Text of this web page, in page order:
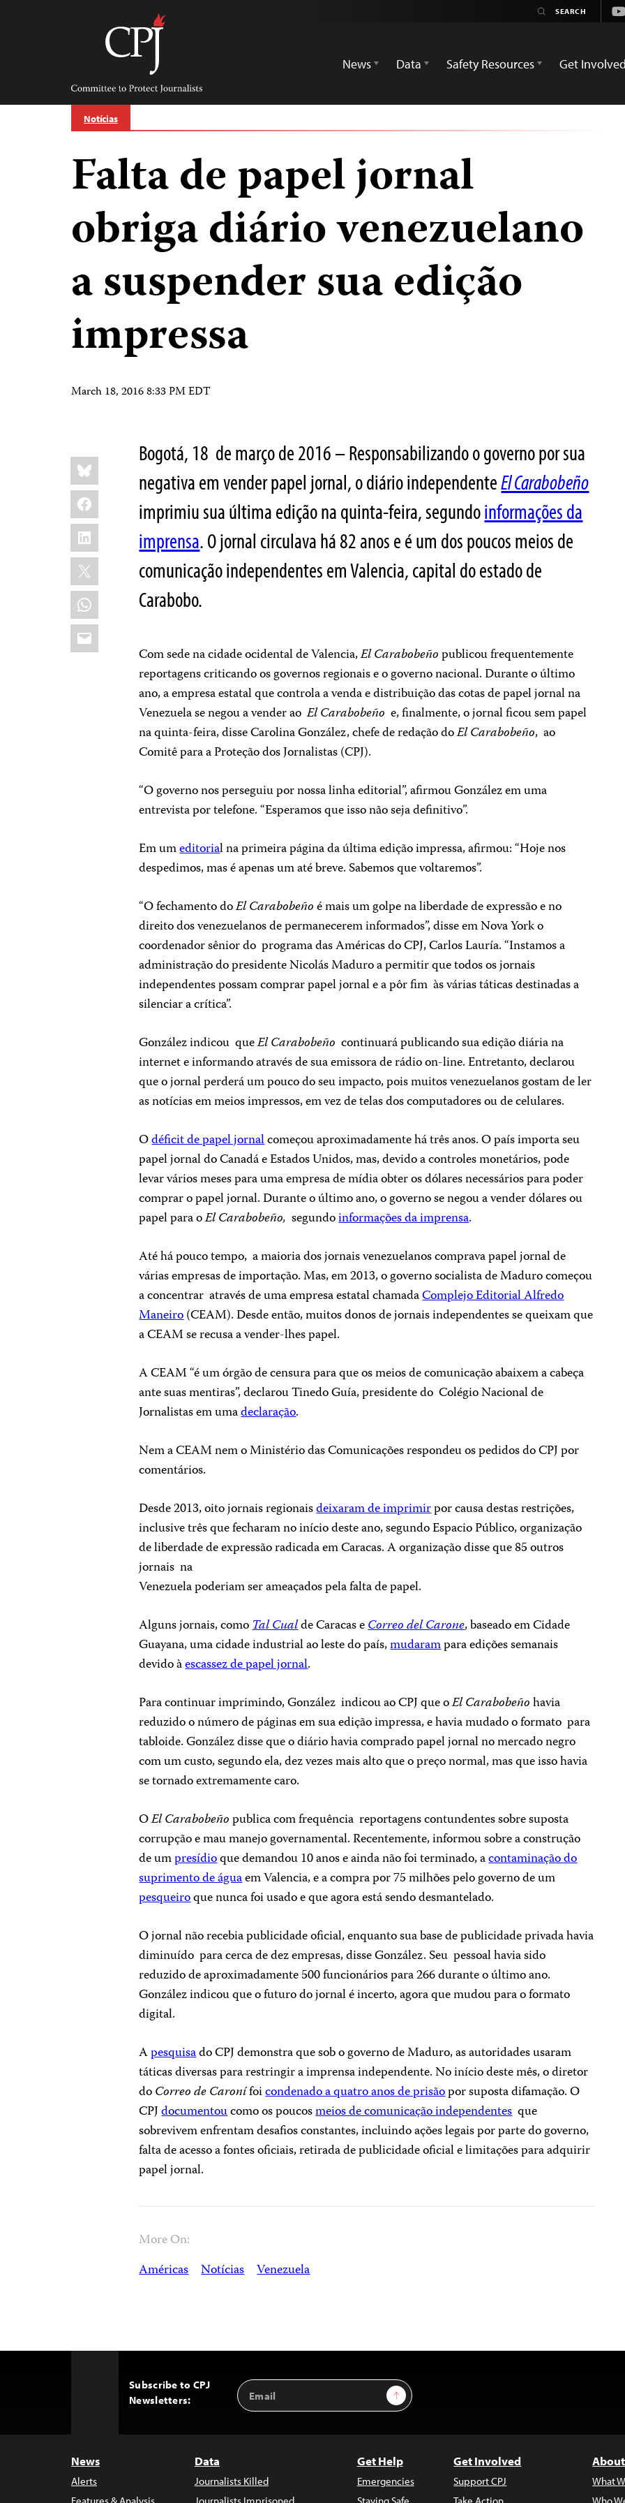
Committee
Protect
Journalists
News
Data Safety Resources Get Involved
Notícias
Falta de papel jornal
obriga diário venezuelano
a suspender sua edição
impressa
March 18, 2016 8:33 PM EDT
Share
this:
Bluesky
Facebook
LinkedIn
X
WhatsApp
Email
Bogotá, 18 de março de 2016 – Responsabilizando o governo por sua
negativa em vender papel jornal, o diário independenteEl Carabobeño
imprimiu sua última edição na quinta-feira, segundoinformações da
imprensa. O jornal circulava há 82 anos e é um dos poucos meios de
comunicação independentes em Valencia, capital do estado de
Carabobo.
Com sede na cidade ocidental de Valencia,El Carabobeñopublicou frequentemente
reportagens criticando os governos regionais e o governo nacional. Durante o último
ano, a empresa estatal que controla a venda e distribuição das cotas de papel jornal na
Venezuela se negou a vender aoEl Carabobeño e, finalmente, o jornal ficou sem papel
na quinta-feira, disse Carolina González, chefe de redação doEl Carabobeño, ao
Comitê para a Proteção dos Jornalistas (CPJ).
“O governo nos perseguiu por nossa linha editorial”, afirmou González em uma
entrevista por telefone. “Esperamos que isso não seja definitivo”.
Em umeditorial na primeira página da última edição impressa, afirmou: “Hoje nos
despedimos, mas é apenas um até breve. Sabemos que voltaremos”.
“O fechamento doEl Carabobeñoé mais um golpe na liberdade de expressão e no
direito dos venezuelanos de permanecerem informados”, disse em Nova York o
coordenador sênior do programa das Américas do CPJ, Carlos Lauría. “Instamos a
administração do presidente Nicolás Maduro a permitir que todos os jornais
independentes possam comprar papel jornal e a pôr fim às várias táticas destinadas a
silenciar a crítica”.
González indicou queEl Carabobeño continuará publicando sua edição diária na
internet e informando através de sua emissora de rádio on-line. Entretanto, declarou
que o jornal perderá um pouco do seu impacto, pois muitos venezuelanos gostam de ler
as notícias em meios impressos, em vez de telas dos computadores ou de celulares.
Odéficit de papel jornalcomeçou aproximadamente há três anos. O país importa seu
papel jornal do Canadá e Estados Unidos, mas, devido a controles monetários, pode
levar vários meses para uma empresa de mídia obter os dólares necessários para poder
comprar o papel jornal. Durante o último ano, o governo se negou a vender dólares ou
papel para oEl Carabobeño, segundoinformações da imprensa.
Até há pouco tempo, a maioria dos jornais venezuelanos comprava papel jornal de
várias empresas de importação. Mas, em 2013, o governo socialista de Maduro começou
a concentrar através de uma empresa estatal chamadaComplejo Editorial Alfredo
Maneiro(CEAM). Desde então, muitos donos de jornais independentes se queixam que
a CEAM se recusa a vender-lhes papel.
A CEAM “é um órgão de censura para que os meios de comunicação abaixem a cabeça
ante suas mentiras”, declarou Tinedo Guía, presidente do Colégio Nacional de
Jornalistas em umadeclaração.
Nem a CEAM nem o Ministério das Comunicações respondeu os pedidos do CPJ por
comentários.
Desde 2013, oito jornais regionaisdeixaram de imprimirpor causa destas restrições,
inclusive três que fecharam no início deste ano, segundo Espacio Público, organização
de liberdade de expressão radicada em Caracas. A organização disse que 85 outros
jornais na
Venezuela poderiam ser ameaçados pela falta de papel.
Alguns jornais, comoTal Cualde Caracas eCorreo del Carone, baseado em Cidade
Guayana, uma cidade industrial ao leste do país,mudarampara edições semanais
devido àescassez de papel jornal.
Para continuar imprimindo, González indicou ao CPJ que oEl Carabobeñohavia
reduzido o número de páginas em sua edição impressa, e havia mudado o formato para
tabloide. González disse que o diário havia comprado papel jornal no mercado negro
com um custo, segundo ela, dez vezes mais alto que o preço normal, mas que isso havia
se tornado extremamente caro.
OEl Carabobeñopublica com frequência reportagens contundentes sobre suposta
corrupção e mau manejo governamental. Recentemente, informou sobre a construção
de umpresídioque demandou 10 anos e ainda não foi terminado, acontaminação do
suprimento de águaem Valencia, e a compra por 75 milhões pelo governo de um
pesqueiroque nunca foi usado e que agora está sendo desmantelado.
O jornal não recebia publicidade oficial, enquanto sua base de publicidade privada havia
diminuído para cerca de dez empresas, disse González. Seu pessoal havia sido
reduzido de aproximadamente 500 funcionários para 266 durante o último ano.
González indicou que o futuro do jornal é incerto, agora que mudou para o formato
digital.
Apesquisado CPJ demonstra que sob o governo de Maduro, as autoridades usaram
táticas diversas para restringir a imprensa independente. No início deste mês, o diretor
doCorreo de Caronífoicondenado a quatro anos de prisãopor suposta difamação. O
CPJdocumentoucomo os poucosmeios de comunicação independentesque
sobrevivem enfrentam desafios constantes, incluindo ações legais por parte do governo,
falta de acesso a fontes oficiais, retirada de publicidade oficial e limitações para adquirir
papel jornal.
More On:
Américas Notícias Venezuela
Subscribe to CPJ
Newsletters:
Email
Address
Sign Up
News
Alerts
Data
Journalists Killed
Get Help
Emergencies
Get Involved
Support CPJ
What